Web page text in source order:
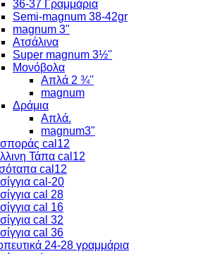
36-37 Γραμμάρια
Semi-magnum 38-42gr
magnum 3"
Ατσάλινα
Super magnum 3½''
Μονόβολα
Απλά 2 ¾''
magnum
Δράμια
Απλά.
magnum3"
cal12
Τάπα cal12
cal12
cal-20
cal 28
cal 16
cal 32
cal 36
24-28 γραμμάρια